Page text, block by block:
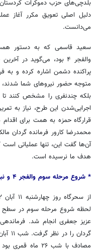
بلدچی‌های حزب دموکرات
دلیل اصلی تعویق مکرر آغاز
می‌دانست.
سعید قاسمی که به دستور
والفجر ۴ بود، می‌گوید
پراکنده دشمن اشاره کرده و به
متوجه حضور نیروهای شما
بلکه چندنفری را مشخص کنند
اجرایی‌شدن این طرح، نیاز به
قرارگاه حمزه به همت برای
محمدرضا کارور فرمانده گردان
آن‌ها گفت این، تنها عملیاتی
هدف ما نرسیده است.
* شروع مرحله سوم والفجر ۴ و نبرد در شرق پنجوین
لحظه شروع مرحله سوم در سطح
مصادف با شب ۲۶